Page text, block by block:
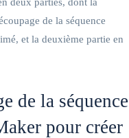
de la séquence
et la deuxième partie en
de la séquence
pour créer